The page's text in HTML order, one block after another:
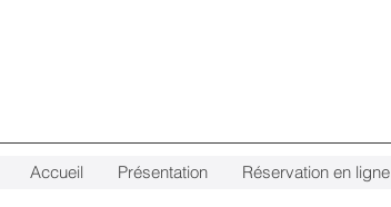
Accueil Présentation Réservation en ligne